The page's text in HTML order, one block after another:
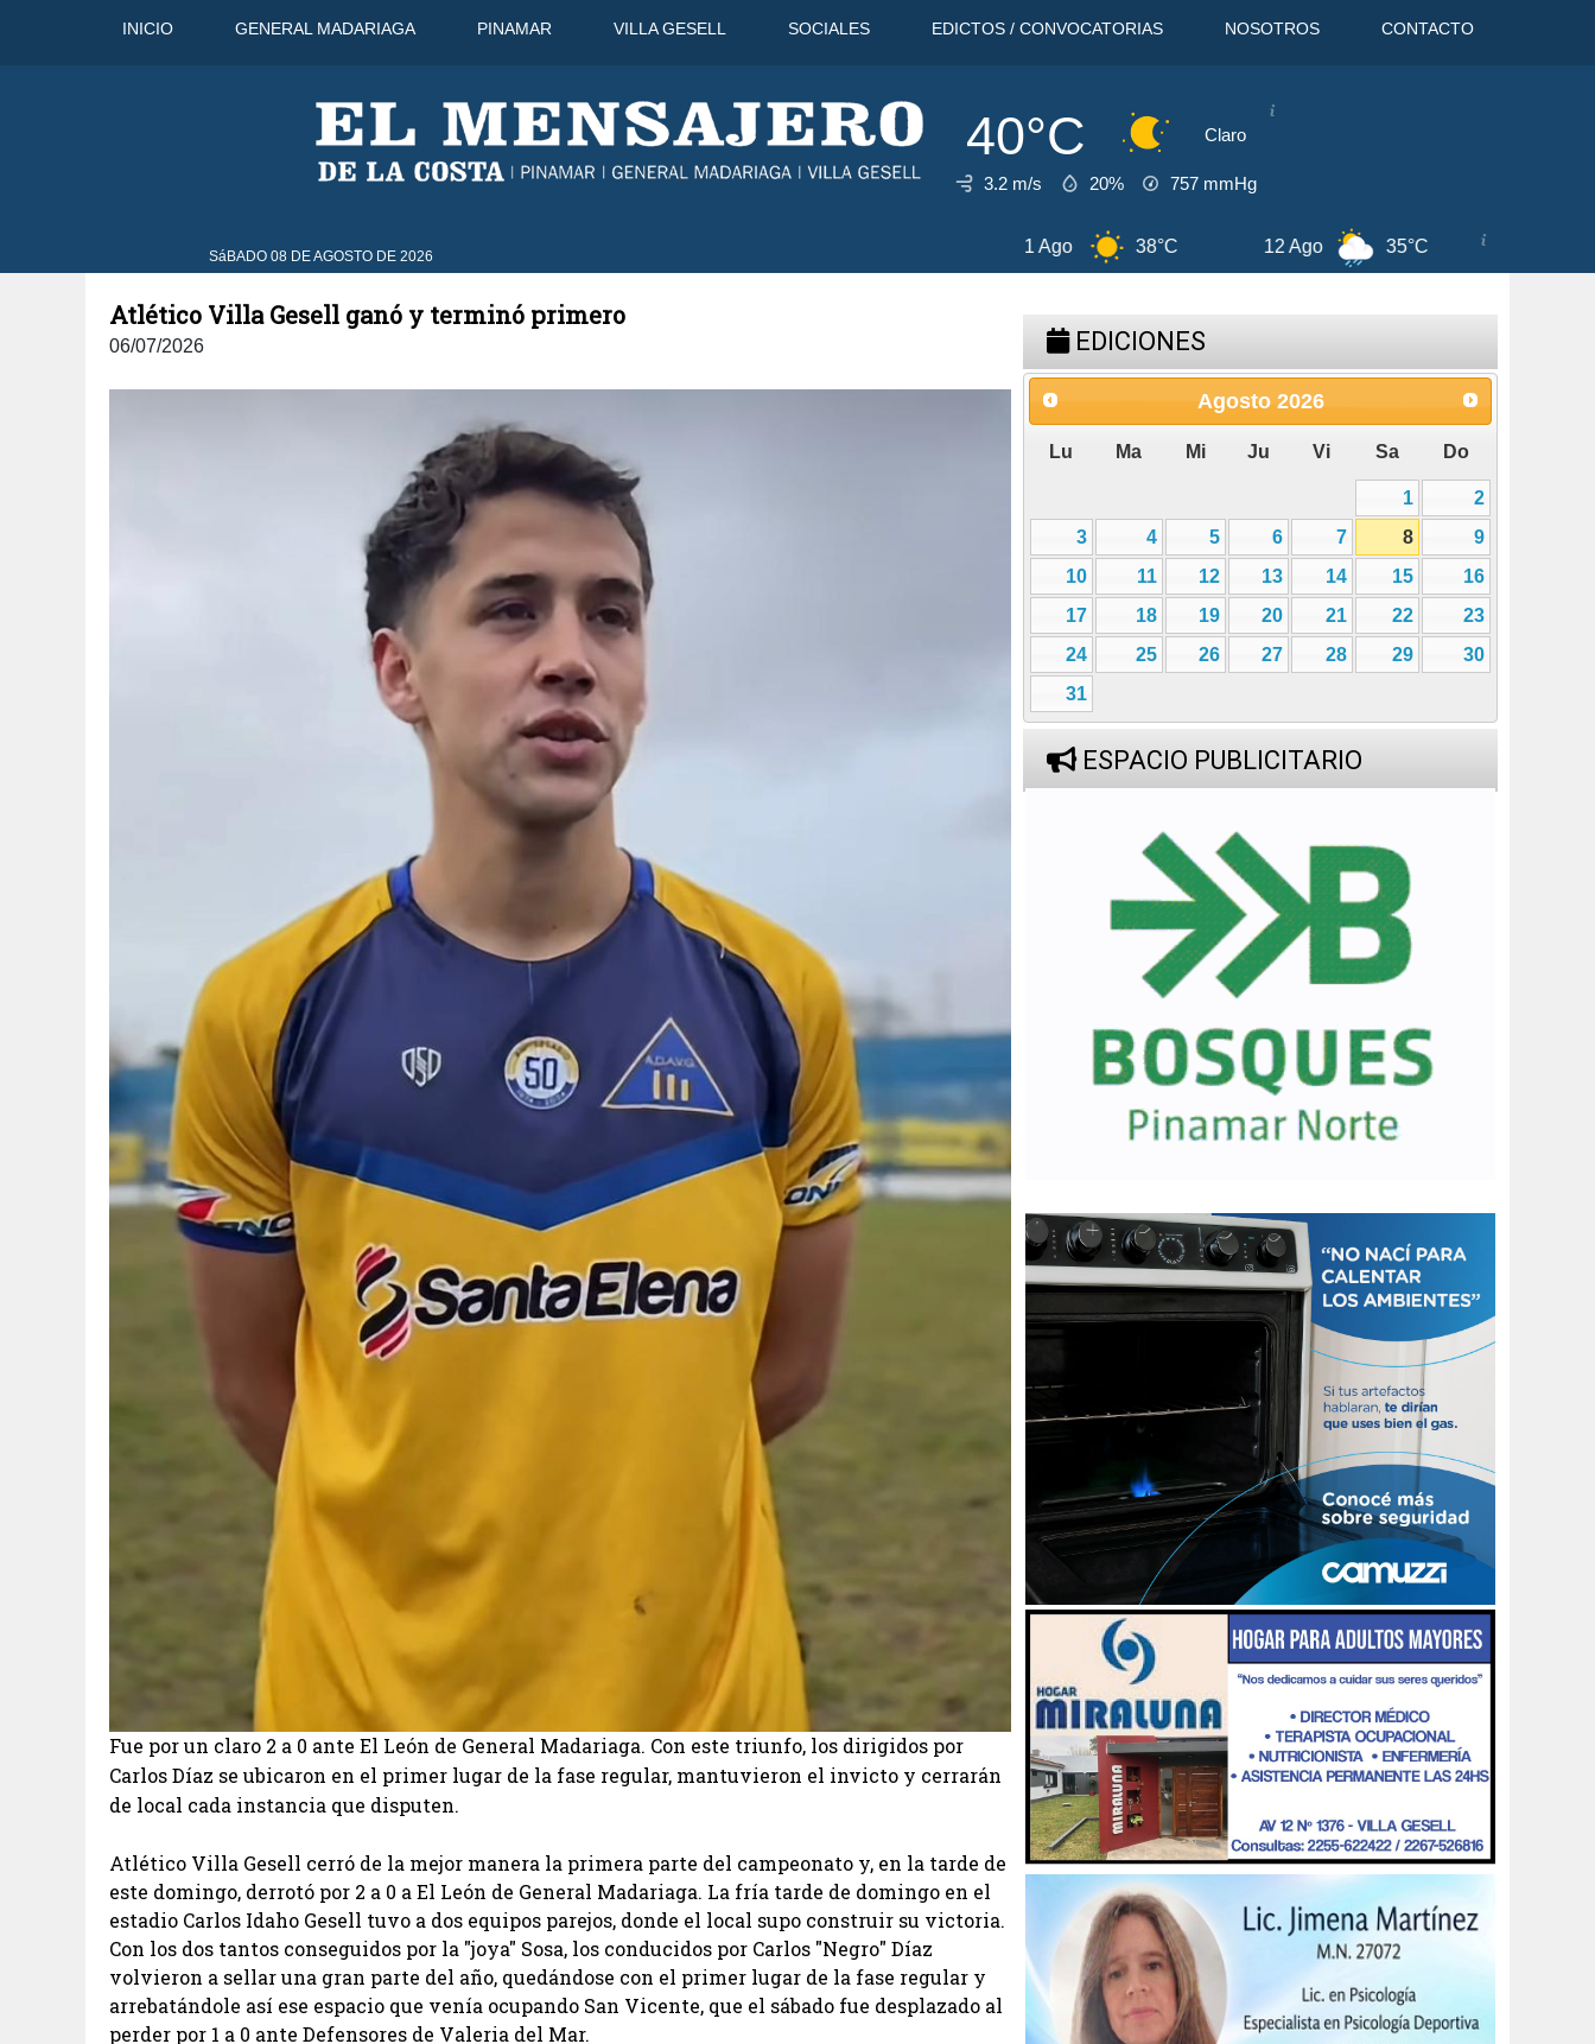
INICIO GENERAL MADARIAGA PINAMAR VILLA GESELL SOCIALES EDICTOS / CONVOCATORIAS NOSOTROS CONTACTO
40°C Claro
3.2 m/s 20% 757 mmHg
SáBADO 08 DE AGOSTO DE 2026
9 Ago 43°C 10 Ago 35°C 13 Ago 37°C 7 Ago
Atlético Villa Gesell ganó y terminó primero
06/07/2026
Fue por un claro 2 a 0 ante El León de General Madariaga. Con este triunfo, los dirigidos por
Carlos Díaz se ubicaron en el primer lugar de la fase regular, mantuvieron el invicto y cerrarán
de local cada instancia que disputen.
Atlético Villa Gesell cerró de la mejor manera la primera parte del campeonato y, en la tarde de
este domingo, derrotó por 2 a 0 a El León de General Madariaga. La fría tarde de domingo en el
estadio Carlos Idaho Gesell tuvo a dos equipos parejos, donde el local supo construir su victoria.
Con los dos tantos conseguidos por la "joya" Sosa, los conducidos por Carlos "Negro" Díaz
volvieron a sellar una gran parte del año, quedándose con el primer lugar de la fase regular y
arrebatándole así ese espacio que venía ocupando San Vicente, que el sábado fue desplazado al
perder por 1 a 0 ante Defensores de Valeria del Mar.
EDICIONES
Agosto 2026
Lu Ma Mi Ju Vi Sa Do
1
2
3
4 5 6 7 8
9
10
11 12 13 14 15
16
17
18 19 20 21 22
23
24
25 26 27 28 29
30
31
ESPACIO PUBLICITARIO